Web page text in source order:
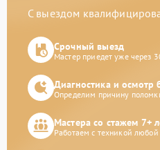
С выездом
Срочный выезд
Мастер приедет уже через
Диагностика и осмотр
Определим причину
Мастера со стажем 7+
Работаем с техникой любой